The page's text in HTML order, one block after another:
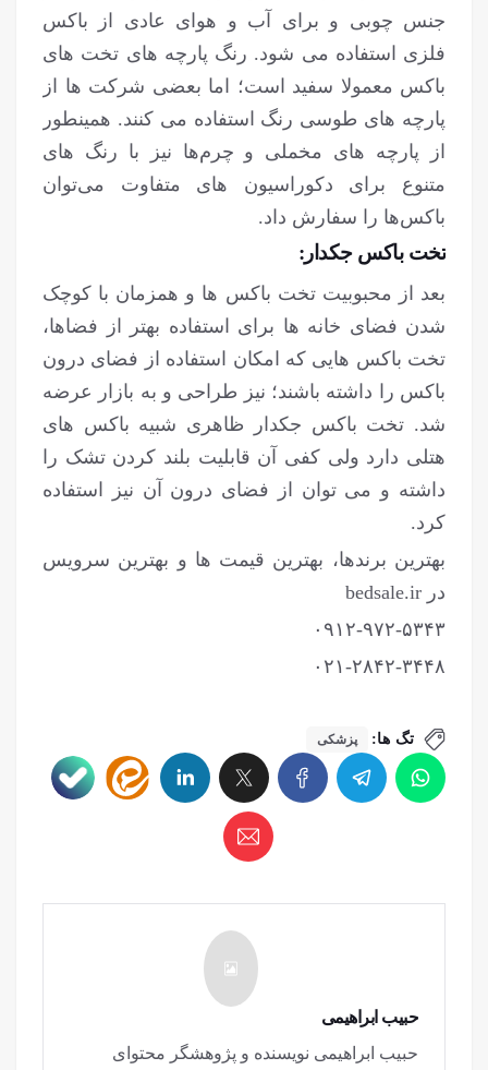
جنس چوبی و برای آب و هوای عادی از باکس
فلزی استفاده می شود. رنگ پارچه های تخت های
باکس معمولا سفید است؛ اما بعضی شرکت ها از
پارچه های طوسی رنگ استفاده می کنند. همینطور
از پارچه های مخملی و چرم‌ها نیز با رنگ های
متنوع برای دکوراسیون های متفاوت می‌توان
باکس‌ها را سفارش داد.
تخت باکس جکدار:
بعد از محبوبیت تخت باکس ها و همزمان با کوچک
شدن فضای خانه ها برای استفاده بهتر از فضاها،
تخت باکس هایی که امکان استفاده از فضای درون
باکس را داشته باشند؛ نیز طراحی و به بازار عرضه
شد. تخت باکس جکدار ظاهری شبیه باکس های
هتلی دارد ولی کفی آن قابلیت بلند کردن تشک را
داشته و می توان از فضای درون آن نیز استفاده
کرد.
بهترین برندها، بهترین قیمت ها و بهترین سرویس
در bedsale.ir
۰۹۱۲-۹۷۲-۵۳۴۳
۰۲۱-۲۸۴۲-۳۴۴۸
تگ ها: پزشکی
حبیب ابراهیمی
حبیب ابراهیمی نویسنده و پژوهشگر محتوای